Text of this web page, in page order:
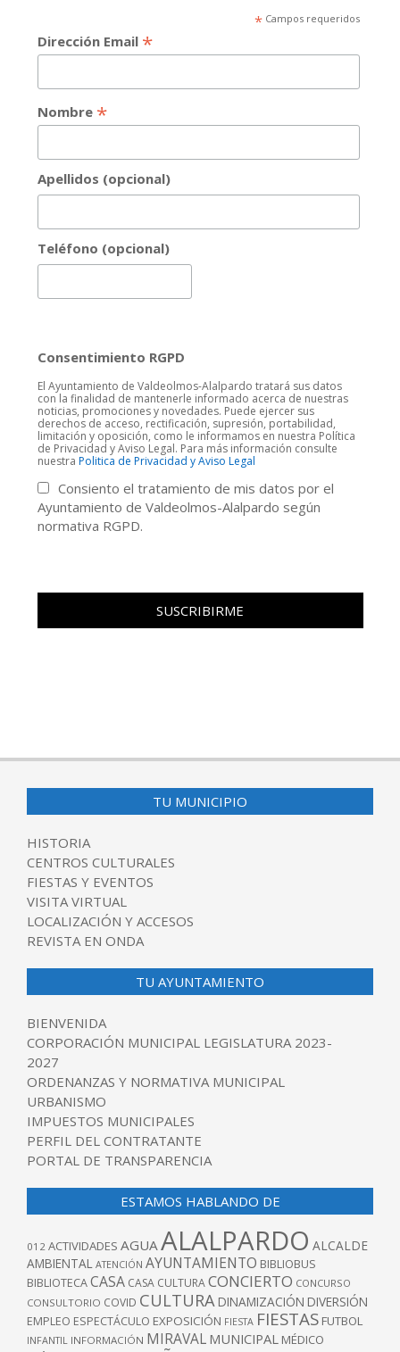
*Campos requeridos
Dirección Email *
Nombre *
Apellidos (opcional)
Teléfono (opcional)
Consentimiento RGPD
El Ayuntamiento de Valdeolmos-Alalpardo tratará sus datos
con la finalidad de mantenerle informado acerca de nuestras
noticias, promociones y novedades. Puede ejercer sus
derechos de acceso, rectificación, supresión, portabilidad,
limitación y oposición, como le informamos en nuestra Política
de Privacidad y Aviso Legal. Para más información consulte
nuestra Politica de Privacidad y Aviso Legal
Consiento el tratamiento de mis datos por el
Ayuntamiento de Valdeolmos-Alalpardo según
normativa RGPD.
TU MUNICIPIO
HISTORIA
CENTROS CULTURALES
FIESTAS Y EVENTOS
VISITA VIRTUAL
LOCALIZACIÓN Y ACCESOS
REVISTA EN ONDA
TU AYUNTAMIENTO
BIENVENIDA
CORPORACIÓN MUNICIPAL LEGISLATURA 2023-
2027
ORDENANZAS Y NORMATIVA MUNICIPAL
URBANISMO
IMPUESTOS MUNICIPALES
PERFIL DEL CONTRATANTE
PORTAL DE TRANSPARENCIA
ESTAMOS HABLANDO DE
012 ACTIVIDADES AGUA ALALPARDO ALCALDE
AMBIENTAL ATENCIÓN AYUNTAMIENTO BIBLIOBUS
BIBLIOTECACASA CASA CULTURACONCIERTO CONCURSO
CONSULTORIO COVID CULTURA DINAMIZACIÓN DIVERSIÓN
EMPLEO ESPECTÁCULO EXPOSICIÓN FIESTA FIESTAS FUTBOL
INFANTIL INFORMACIÓN MIRAVAL MUNICIPAL MÉDICO